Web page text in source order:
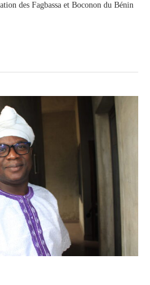
des Fagbassa et Boconon du Bénin